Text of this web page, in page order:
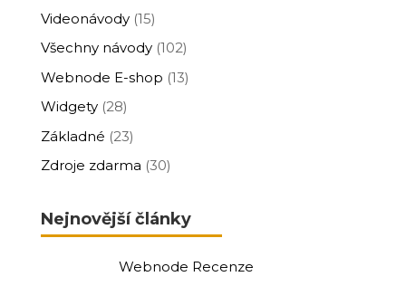
Videonávody(15)
Všechny návody(102)
Webnode E-shop (13)
Widgety(28)
Základné (23)
Zdroje zdarma (30)
Nejnovější články
Webnode Recenze